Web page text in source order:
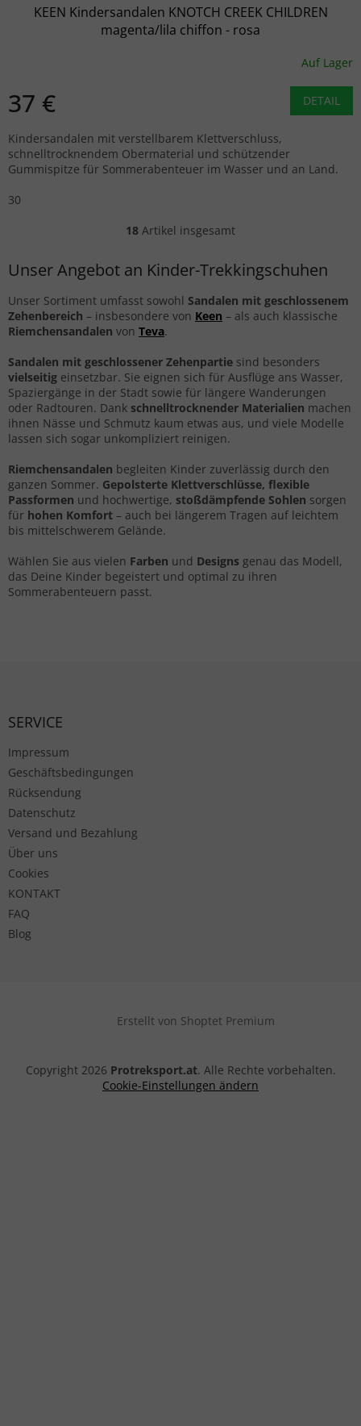
KEEN Kindersandalen KNOTCH CREEK CHILDREN
magenta/lila chiffon - rosa
Auf Lager
37 € DETAIL
Kindersandalen mit verstellbarem Klettverschluss,
schnelltrocknendem Obermaterial und schützender
Gummispitze für Sommerabenteuer im Wasser und an Land.
30
Steuerelemente der Liste
18 Artikel insgesamt
Unser Angebot an Kinder-Trekkingschuhen
Unser Sortiment umfasst sowohl Sandalen mit geschlossenem
Zehenbereich – insbesondere von Keen – als auch klassische
Riemchensandalen von Teva.
Sandalen mit geschlossener Zehenpartie sind besonders
vielseitig einsetzbar. Sie eignen sich für Ausflüge ans Wasser,
Spaziergänge in der Stadt sowie für längere Wanderungen
oder Radtouren. Dank schnelltrocknender Materialien machen
ihnen Nässe und Schmutz kaum etwas aus, und viele Modelle
lassen sich sogar unkompliziert reinigen.
Riemchensandalen begleiten Kinder zuverlässig durch den
ganzen Sommer. Gepolsterte Klettverschlüsse, flexible
Passformen und hochwertige, stoßdämpfende Sohlen sorgen
für hohen Komfort – auch bei längerem Tragen auf leichtem
bis mittelschwerem Gelände.
Wählen Sie aus vielen Farben und Designs genau das Modell,
das Deine Kinder begeistert und optimal zu ihren
Sommerabenteuern passt.
SERVICE
Impressum
Geschäftsbedingungen
Rücksendung
Datenschutz
Versand und Bezahlung
Über uns
Cookies
KONTAKT
FAQ
Blog
Erstellt von Shoptet Premium
Copyright 2026 Protreksport.at. Alle Rechte vorbehalten.
Cookie-Einstellungen ändern